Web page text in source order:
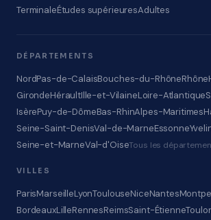
TerminaleÉtudes supérieuresAdultes
DÉPARTEMENTS
NordPas-de-CalaisBouches-du-RhôneRhône
GirondeHéraultIlle-et-VilaineLoire-Atlantique
IsèrePuy-de-DômeBas-RhinAlpes-Maritimes
Seine-Saint-DenisVal-de-MarneEssonne
Seine-et-MarneVal-d'OiseTous les
VILLES
ParisMarseilleLyonToulouseNiceNantes
BordeauxLilleRennesReimsSaint-Étienne